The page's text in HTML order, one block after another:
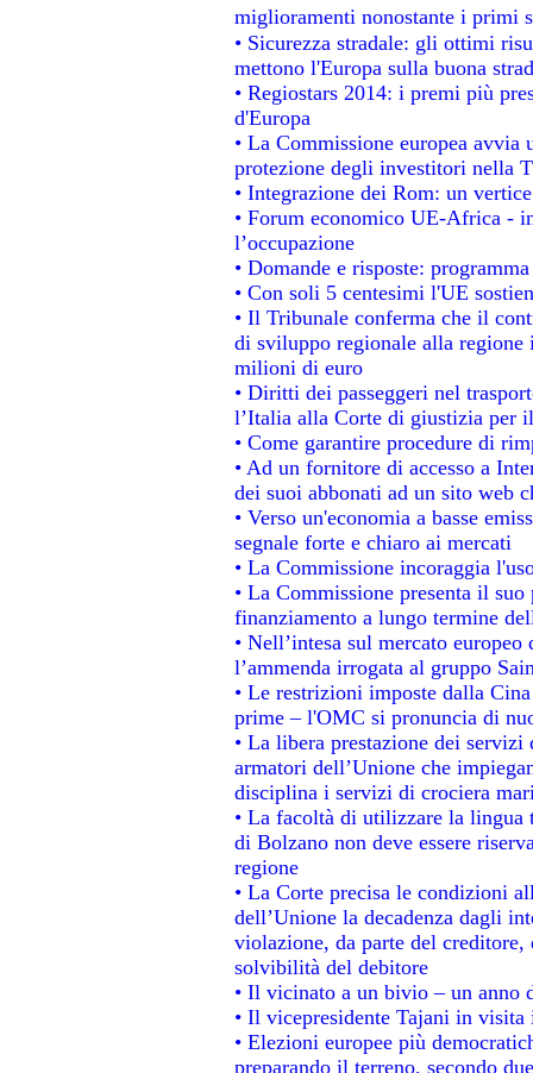
miglioramenti nonostante i primi
• Sicurezza stradale: gli ottimi
mettono l'Europa sulla buona
• Regiostars 2014: i premi più
d'Europa
• La Commissione europea
protezione degli investitori nella
• Integrazione dei Rom: un
• Forum economico UE-Africa -
l’occupazione
• Domande e risposte:
• Con soli 5 centesimi l'UE
• Il Tribunale conferma che il
di sviluppo regionale alla regione
milioni di euro
• Diritti dei passeggeri nel
l’Italia alla Corte di giustizia per
• Come garantire procedure di
• Ad un fornitore di accesso a
dei suoi abbonati ad un sito web
• Verso un'economia a basse
segnale forte e chiaro ai mercati
• La Commissione incoraggia
• La Commissione presenta il
finanziamento a lungo termine
• Nell’intesa sul mercato
l’ammenda irrogata al gruppo
• Le restrizioni imposte dalla
prime – l'OMC si pronuncia di
• La libera prestazione dei
armatori dell’Unione che
disciplina i servizi di crociera
• La facoltà di utilizzare la
di Bolzano non deve essere
regione
• La Corte precisa le condizioni
dell’Unione la decadenza dagli
violazione, da parte del
solvibilità del debitore
• Il vicinato a un bivio – un anno
• Il vicepresidente Tajani in
• Elezioni europee più
preparando il terreno, secondo